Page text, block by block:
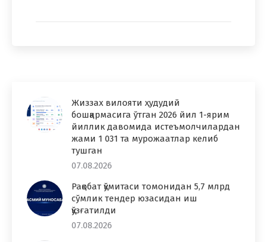
Жиззах вилояти ҳудудий
бошқармасига ўтган 2026 йил 1-ярим
йиллик давомида истеъмолчилардан
жами 1 031 та мурожаатлар келиб
тушган
07.08.2026
Рақобат қўмитаси томонидан 5,7 млрд
сўмлик тендер юзасидан иш
қўзғатилди
07.08.2026